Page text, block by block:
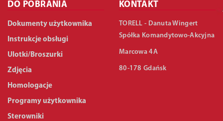
DO POBRANIA
Dokumenty użytkownika
Instrukcje obsługi
Ulotki/Broszurki
Zdjęcia
Homologacje
Programy użytkownika
Sterowniki
KONTAKT
TORELL - Danuta Wingert
Spółka Komandytowo-Akcyjna
Marcowa 4A
80-178 Gdańsk